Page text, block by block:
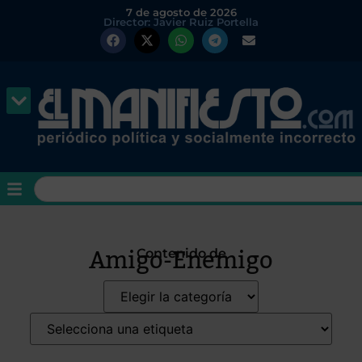
7 de agosto de 2026
Director: Javier Ruiz Portella
Contenido de
Amigo-Enemigo